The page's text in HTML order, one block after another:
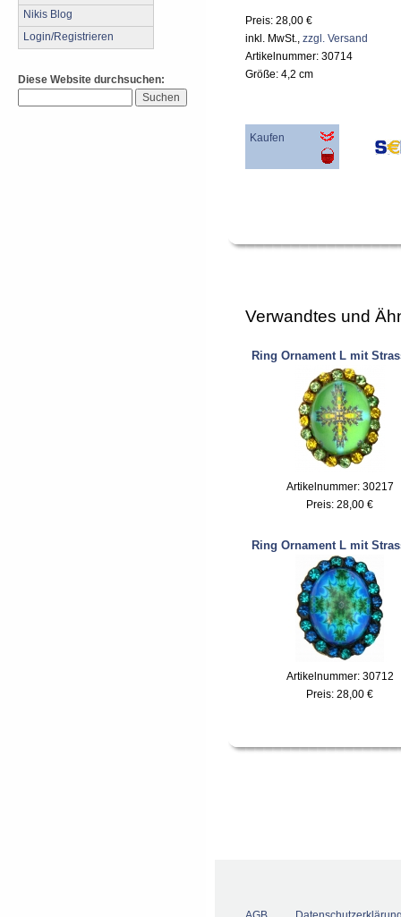
Nikis Blog
Login/Registrieren
Diese Website durchsuchen:
Preis: 28,00 €
inkl. MwSt., zzgl. Versand
Artikelnummer: 30714
Größe: 4,2 cm
Kaufen
Verwandtes und
Ring Ornament L mit
Artikelnummer: 30217
Preis: 28,00 €
Ring Ornament L mit
Artikelnummer: 30712
Preis: 28,00 €